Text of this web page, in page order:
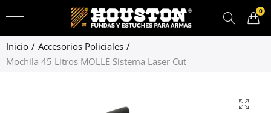
0
Inicio
Accesorios Policiales
Mochila 45 Litros MOLLE Sistema Laser Cut